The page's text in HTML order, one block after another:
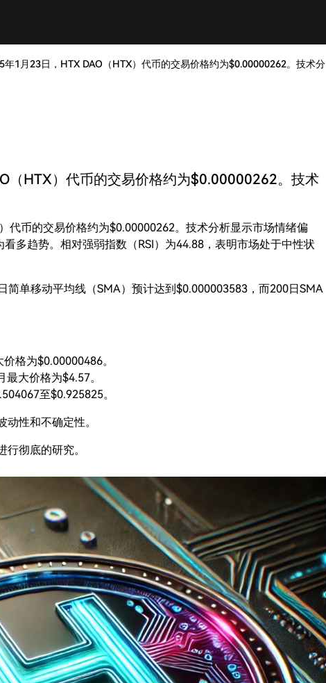
年1月23日，HTX DAO（HTX）代币的交易价格约为$0.00000262。技术分
（HTX）代币的交易价格约为$0.00000262。技术
代币的交易价格约为$0.00000262。技术分析显示市场情绪偏
多趋势。相对强弱指数（RSI）为44.88，表明市场处于中性状
简单移动平均线（SMA）预计达到$0.000003583，而200日SMA
格为$0.00000486。
大价格为$4.57。
至$0.925825。
性和不确定性。
彻底的研究。